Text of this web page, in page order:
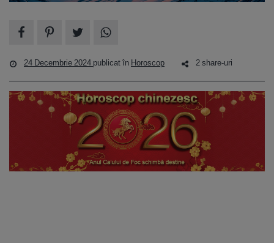
24 Decembrie 2024 publicat în Horoscop 2 share-uri